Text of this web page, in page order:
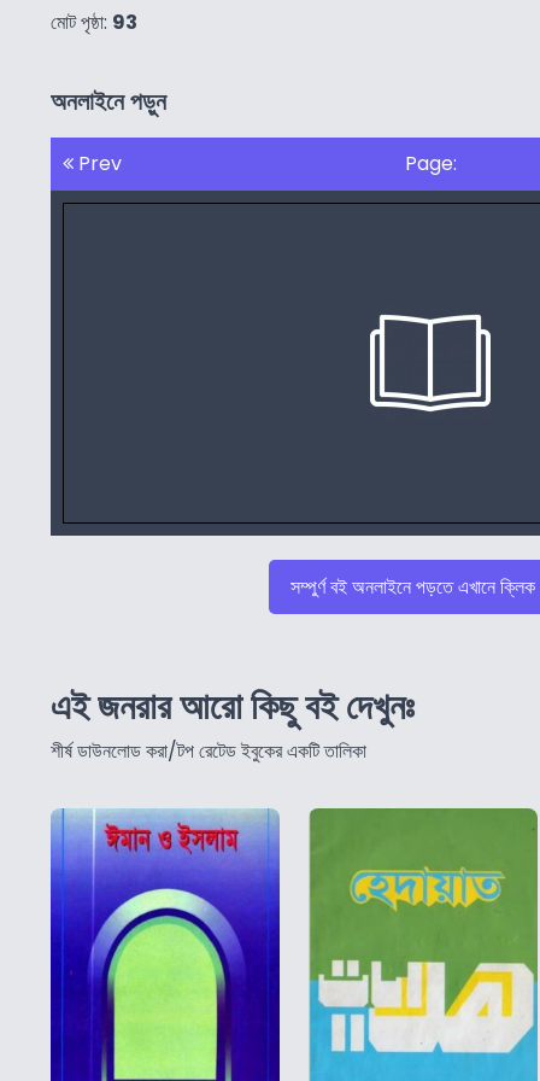
মোট পৃষ্ঠা: 93
অনলাইনে পড়ুন
Prev Page:
সম্পুর্ণ বই অনলাইনে পড়তে এখানে
এই জনরার আরো কিছু বই দেখুনঃ
শীর্ষ ডাউনলোড করা/টপ রেটেড ইবুকের একটি তালিকা